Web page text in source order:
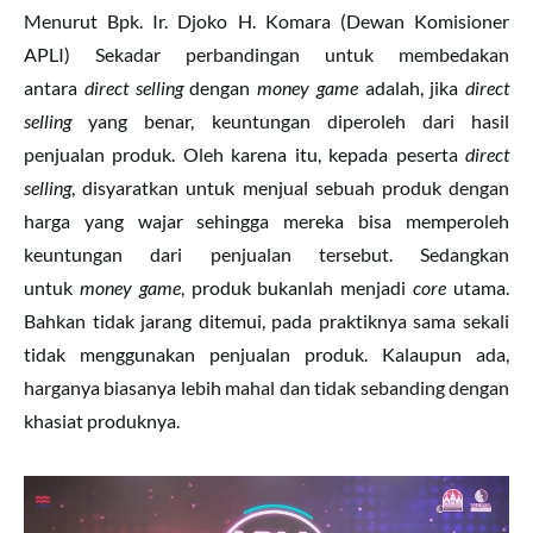
Menurut Bpk. Ir. Djoko H. Komara (Dewan Komisioner
APLI) Sekadar perbandingan untuk membedakan
antara direct sellingdengan money gameadalah, jika direct
sellingyang benar, keuntungan diperoleh dari hasil
penjualan produk. Oleh karena itu, kepada peserta direct
selling, disyaratkan untuk menjual sebuah produk dengan
harga yang wajar sehingga mereka bisa memperoleh
keuntungan dari penjualan tersebut. Sedangkan
untuk money game, produk bukanlah menjadicore utama.
Bahkan tidak jarang ditemui, pada praktiknya sama sekali
tidak menggunakan penjualan produk. Kalaupun ada,
harganya biasanya lebih mahal dan tidak sebanding dengan
khasiat produknya.